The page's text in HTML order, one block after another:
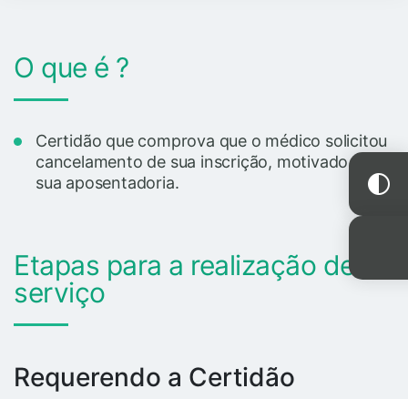
O que é ?
Certidão que comprova que o médico solicitou
cancelamento de sua inscrição, motivado por
sua aposentadoria.
Etapas para a realização deste
serviço
Requerendo a Certidão